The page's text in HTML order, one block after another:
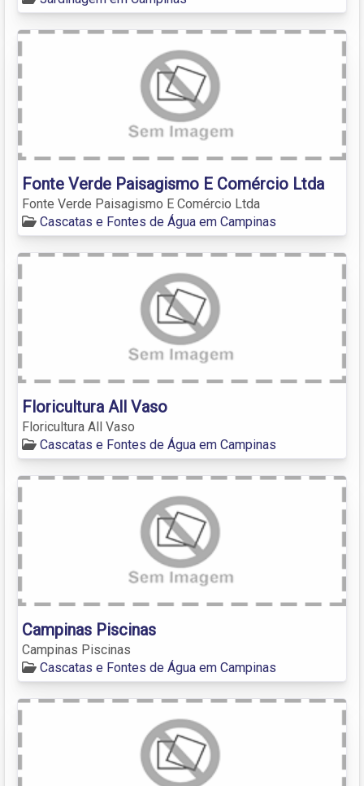
Fonte Verde Paisagismo E Comércio Ltda
Fonte Verde Paisagismo E Comércio Ltda
Cascatas e Fontes de Água em Campinas
Floricultura All Vaso
Floricultura All Vaso
Cascatas e Fontes de Água em Campinas
Campinas Piscinas
Campinas Piscinas
Cascatas e Fontes de Água em Campinas